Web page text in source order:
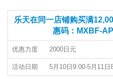
乐天在同一店铺购买满
惠码：MXBF-
优惠力度 2000日元
活动日期 5月10日9:00-5月11